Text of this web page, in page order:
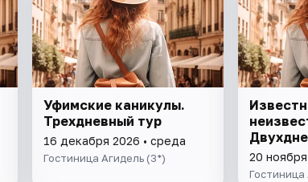
Уфимские каникулы.
Трехдневный тур
16 декабря 2026 • среда
Гостиница Агидель (3*) 20
Гостиница